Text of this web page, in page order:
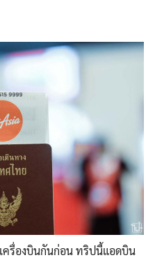
ครื่องบินกันก่อน ทริปนี้แอดบิน